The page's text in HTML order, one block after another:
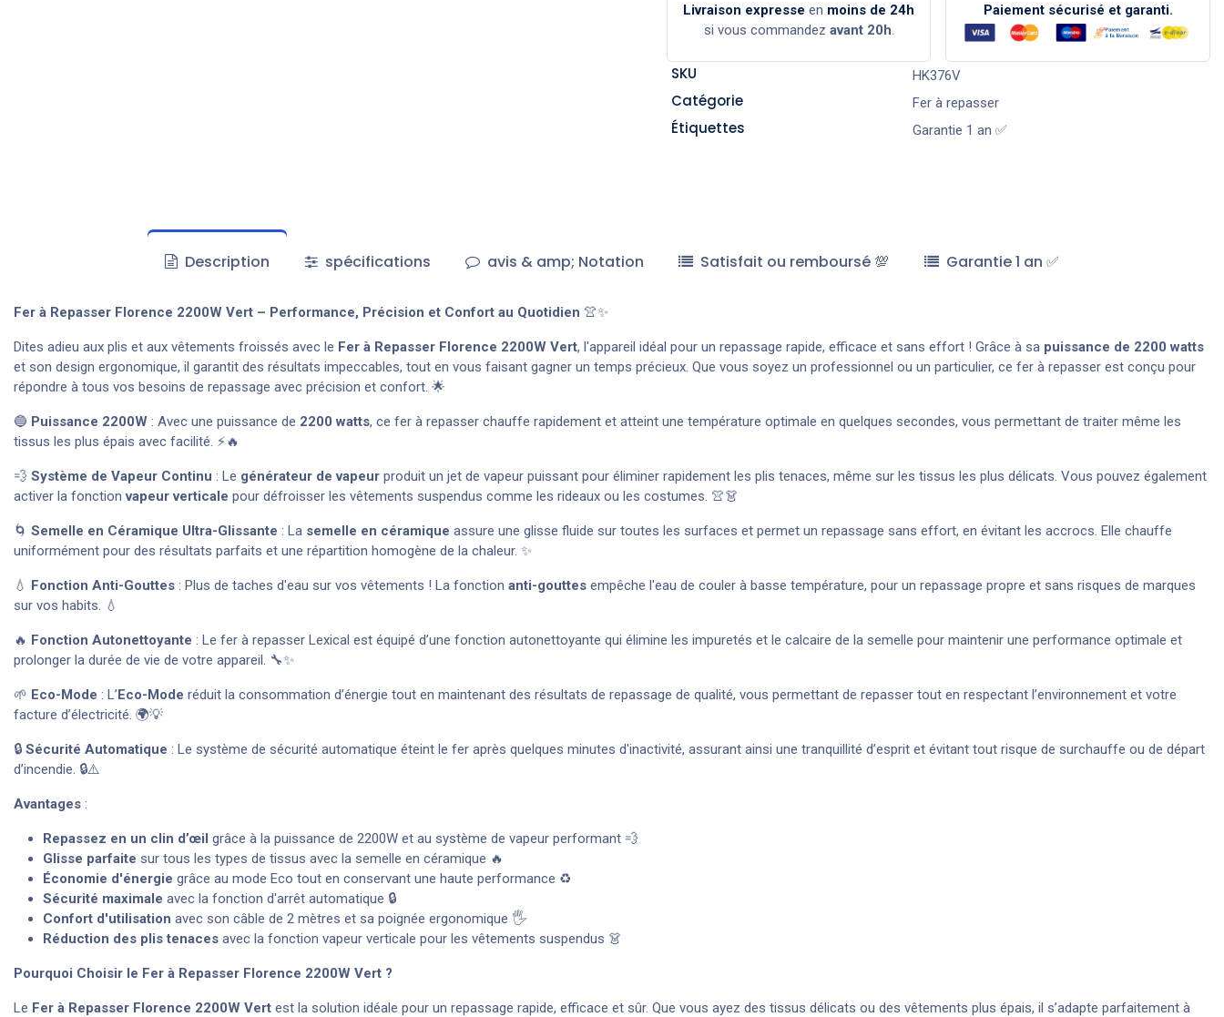
Livraison expresse en moins de 24h
si vous commandez avant 20h.
Paiement sécurisé et garanti.
SKU HK376V
Catégorie Fer à repasser
Étiquettes Garantie 1 an ✅
Description spécifications avis & amp; Notation Satisfait ou remboursé 💯 Garantie 1 an ✅
Fer à Repasser Florence 2200W Vert – Performance, Précision et Confort au Quotidien 👚✨
Dites adieu aux plis et aux vêtements froissés avec le Fer à Repasser Florence 2200W Vert, l'appareil idéal pour un repassage rapide, efficace et sans effort ! Grâce à sa puissance de 2200 watts
et son design ergonomique, il garantit des résultats impeccables, tout en vous faisant gagner un temps précieux. Que vous soyez un professionnel ou un particulier, ce fer à repasser est conçu pour
répondre à tous vos besoins de repassage avec précision et confort. 🌟
🔵 Puissance 2200W : Avec une puissance de 2200 watts, ce fer à repasser chauffe rapidement et atteint une température optimale en quelques secondes, vous permettant de traiter même les
tissus les plus épais avec facilité. ⚡🔥
💨 Système de Vapeur Continu : Le générateur de vapeur produit un jet de vapeur puissant pour éliminer rapidement les plis tenaces, même sur les tissus les plus délicats. Vous pouvez également
activer la fonctionvapeur verticale pour défroisser les vêtements suspendus comme les rideaux ou les costumes. 👚👗
🌀 Semelle en Céramique Ultra-Glissante : La semelle en céramique assure une glisse fluide sur toutes les surfaces et permet un repassage sans effort, en évitant les accrocs. Elle chauffe
uniformément pour des résultats parfaits et une répartition homogène de la chaleur. ✨
💧 Fonction Anti-Gouttes : Plus de taches d'eau sur vos vêtements ! La fonction anti-gouttes empêche l'eau de couler à basse température, pour un repassage propre et sans risques de marques
sur vos habits. 💧
🔥 Fonction Autonettoyante : Le fer à repasser Lexical est équipé d’une fonction autonettoyante qui élimine les impuretés et le calcaire de la semelle pour maintenir une performance optimale et
prolonger la durée de vie de votre appareil. 🔧✨
🌱 Eco-Mode : L’Eco-Mode réduit la consommation d’énergie tout en maintenant des résultats de repassage de qualité, vous permettant de repasser tout en respectant l’environnement et votre
facture d’électricité. 🌍💡
🔒 Sécurité Automatique : Le système de sécurité automatique éteint le fer après quelques minutes d'inactivité, assurant ainsi une tranquillité d’esprit et évitant tout risque de surchauffe ou de départ
d’incendie. 🔒⚠️
Avantages :
Repassez en un clin d’œil grâce à la puissance de 2200W et au système de vapeur performant 💨
Glisse parfaite sur tous les types de tissus avec la semelle en céramique 🔥
Économie d'énergie grâce au mode Eco tout en conservant une haute performance ♻️
Sécurité maximale avec la fonction d'arrêt automatique 🔒
Confort d'utilisation avec son câble de 2 mètres et sa poignée ergonomique 🖐️
Réduction des plis tenaces avec la fonction vapeur verticale pour les vêtements suspendus 👗
Pourquoi Choisir le Fer à Repasser Florence 2200W Vert ?
Le Fer à Repasser Florence 2200W Vert est la solution idéale pour un repassage rapide, efficace et sûr. Que vous ayez des tissus délicats ou des vêtements plus épais, il s’adapte parfaitement à